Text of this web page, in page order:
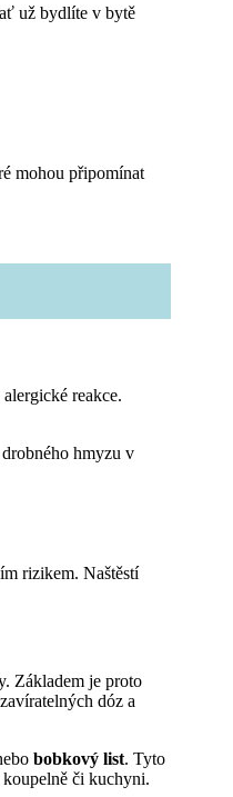
už bydlíte v bytě
mohou připomínat
reakce.
hmyzu v
rizikem. Naštěstí
Základem je proto
dóz a
bobkový list. Tyto
koupelně či kuchyni.